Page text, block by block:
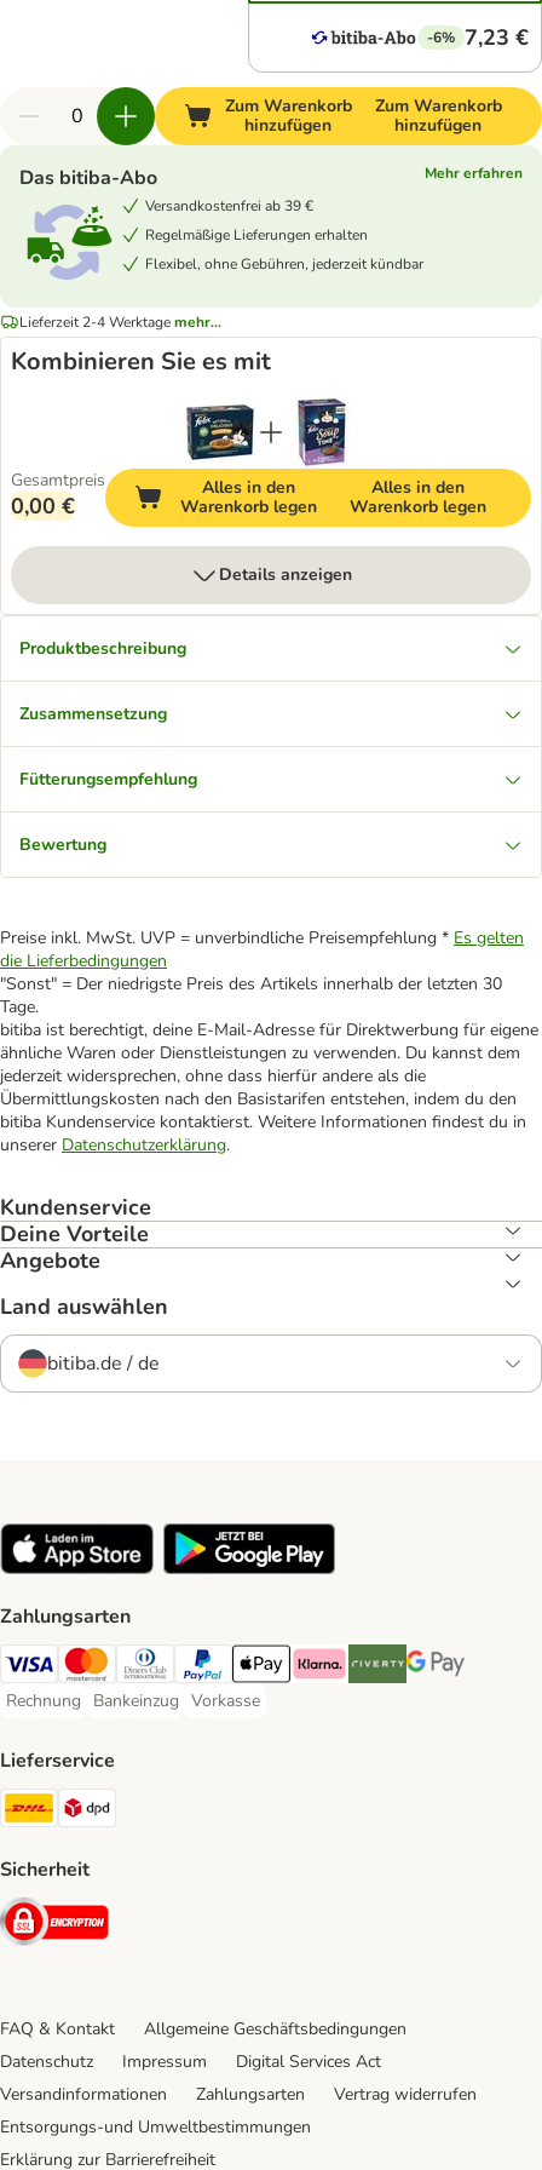
-6% 7,23 €
Zum Warenkorb
hinzufügen
Zum Warenkorb
hinzufügen
Das bitiba-Abo
Mehr erfahren
Versandkostenfrei ab 39 €
Regelmäßige Lieferungen erhalten
Flexibel, ohne Gebühren, jederzeit kündbar
Lieferzeit 2-4 Werktagemehr...
Kombinieren Sie es mit
Gesamtpreis
0,00 €
Alles in den
Warenkorb legen
Alles in den
Warenkorb legen
Details anzeigen
Produktbeschreibung
Zusammensetzung
Fütterungsempfehlung
Bewertung
Preise inkl. MwSt. UVP = unverbindliche Preisempfehlung * Es gelten
die Lieferbedingungen
"Sonst" = Der niedrigste Preis des Artikels innerhalb der letzten 30
Tage.
bitiba ist berechtigt, deine E-Mail-Adresse für Direktwerbung für eigene
ähnliche Waren oder Dienstleistungen zu verwenden. Du kannst dem
jederzeit widersprechen, ohne dass hierfür andere als die
Übermittlungskosten nach den Basistarifen entstehen, indem du den
bitiba Kundenservice kontaktierst. Weitere Informationen findest du in
unserer Datenschutzerklärung.
Kundenservice
Deine Vorteile
Angebote
Land auswählen
bitiba.de / de
Zahlungsarten
Visa Payment Method
Mastercard Payment Method
Diners Club Payment Method
PayPal Payment Method
Apple Pay Payment Method
Klarna Payment Method
Riverty Payment Method
Google Pay
Rechnung
Rechnung Payment Method
Bankeinzug
Bankeinzug Payment Method
Vorkasse
Vorkasse Payment Method
Lieferservice
DHL Shipping Method
Sicherheit
Security
FAQ & Kontakt
Allgemeine Geschäftsbedingungen
Datenschutz
Impressum
Digital Services Act
Versandinformationen
Zahlungsarten
Vertrag widerrufen
Entsorgungs-und Umweltbestimmungen
Erklärung zur Barrierefreiheit